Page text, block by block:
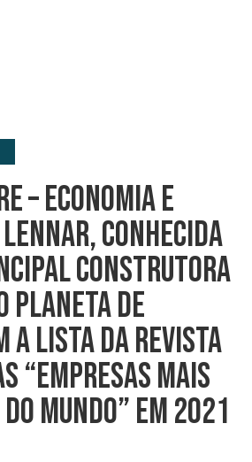
– ECONOMIA E
CONHECIDA
CONSTRUTORA
PLANETA DE
A LISTA DA REVISTA
“EMPRESAS MAIS
MUNDO” EM 2021